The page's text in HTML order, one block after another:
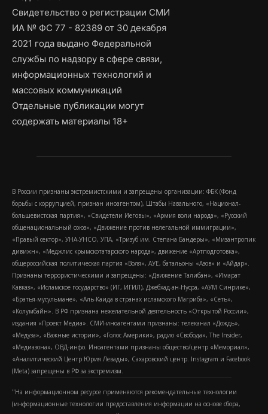
Свидетельство о регистрации СМИ
ИА № ФС 77 - 82389 от 30 декабря
2021 года выдано Федеральной
службы по надзору в сфере связи,
информационных технологий и
массовых коммуникаций
Отдельные публикации могут
содержать материалы 18+
В России признаны экстремистскими и запрещены организации: ФБК (Фонд
борьбы с коррупцией, признан иноагентом), Штабы Навального, «Национал-
большевистская партия», «Свидетели Иеговы», «Армия воли народа», «Русский
общенациональный союз», «Движение против нелегальной иммиграции»,
«Правый сектор», УНА-УНСО, УПА, «Тризуб им. Степана Бандеры», «Мизантропик
дивижн», «Меджлис крымскотатарского народа», движение «Артподготовка»,
общероссийская политическая партия «Воля», АУЕ, батальоны «Азов» и «Айдар».
Признаны террористическими и запрещены: «Движение Талибан», «Имарат
Кавказ», «Исламское государство» (ИГ, ИГИЛ), Джебхад-ан-Нусра, «АУМ Синрике»,
«Братья-мусульмане», «Аль-Каида в странах исламского Магриба», «Сеть»,
«Колумбайн». В РФ признана нежелательной деятельность «Открытой России»,
издания «Проект Медиа». СМИ-иноагентами признаны: телеканал «Дождь»,
«Медуза», «Важные истории», «Голос Америки», радио «Свобода», The Insider,
«Медиазона», ОВД-инфо. Иноагентами признаны общество/центр «Мемориал»,
«Аналитический Центр Юрия Левады», Сахаровский центр. Instagram и Facebook
(Metа) запрещены в РФ за экстремизм.
"На информационном ресурсе применяются рекомендательные технологии
(информационные технологии предоставления информации на основе сбора,